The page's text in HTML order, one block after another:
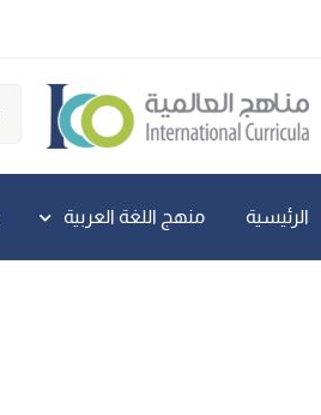
الرئيسية منهج اللغة العربية